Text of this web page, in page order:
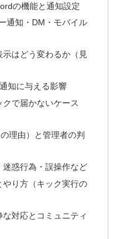
の機能と通知設定
通知・DM・モバイル
はどう変わるか（見
知に与える影響
で届かないケース
理由）と管理者の判
惑行為・誤操作など
り方（キック実行の
対応とコミュニティ